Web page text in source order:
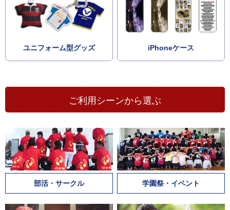
ユニフォーム型グッズ iPhoneケース
ご利用シーンから選ぶ
部活・サークル 学園祭・イベント